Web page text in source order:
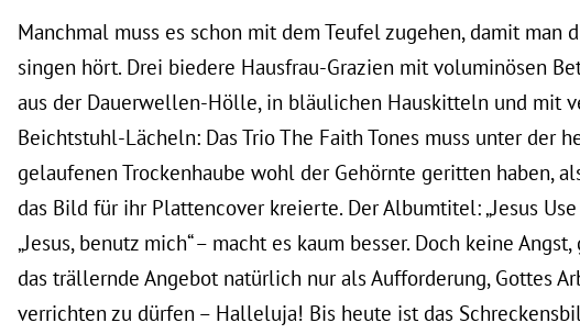
Manchmal muss es schon mit dem Teufel zugehen, damit man
singen hört. Drei biedere Hausfrau-Grazien mit voluminösen
aus der Dauerwellen-Hölle, in bläulichen Hauskitteln und mit
Beichtstuhl-Lächeln: Das Trio The Faith Tones muss unter der
gelaufenen Trockenhaube wohl der Gehörnte geritten haben,
das Bild für ihr Plattencover kreierte. Der Albumtitel: „Jesus Use
„Jesus, benutz mich“ – macht es kaum besser. Doch keine
das trällernde Angebot natürlich nur als Aufforderung, Gottes
verrichten zu dürfen – Halleluja! Bis heute ist das